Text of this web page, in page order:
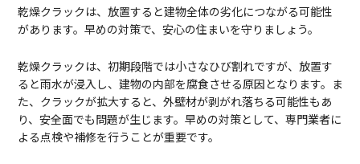
乾燥クラックは、放置すると建物全体の劣化につながる可能性
があります。早めの対策で、安心の住まいを守りましょう。
乾燥クラックは、初期段階では小さなひび割れですが、放置す
ると雨水が浸入し、建物の内部を腐食させる原因となります。ま
た、クラックが拡大すると、外壁材が剥がれ落ちる可能性もあ
り、安全面でも問題が生じます。早めの対策として、専門業者に
よる点検や補修を行うことが重要です。